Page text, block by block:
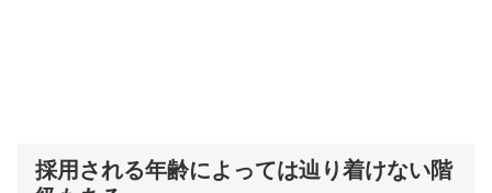
採用される年齢によっては辿り着けない階